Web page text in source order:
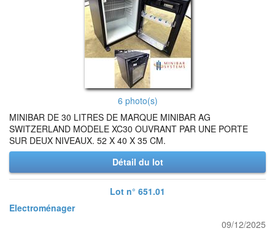
6 photo(s)
MINIBAR DE 30 LITRES DE MARQUE MINIBAR AG
SWITZERLAND MODELE XC30 OUVRANT PAR UNE PORTE
SUR DEUX NIVEAUX. 52 X 40 X 35 CM.
Détail du lot
Lot n° 651.01
Electroménager
09/12/2025